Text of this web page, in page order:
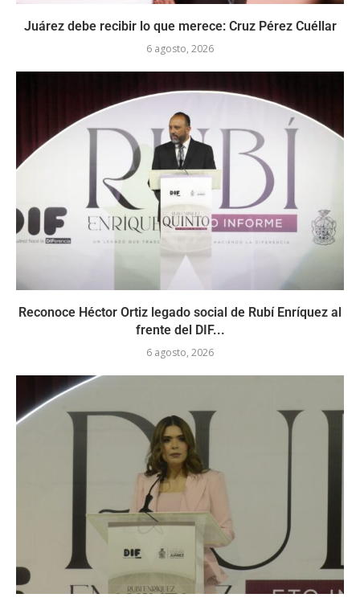
Juárez debe recibir lo que merece: Cruz Pérez Cuéllar
6 agosto, 2026
Reconoce Héctor Ortiz legado social de Rubí Enríquez al
frente del DIF...
6 agosto, 2026